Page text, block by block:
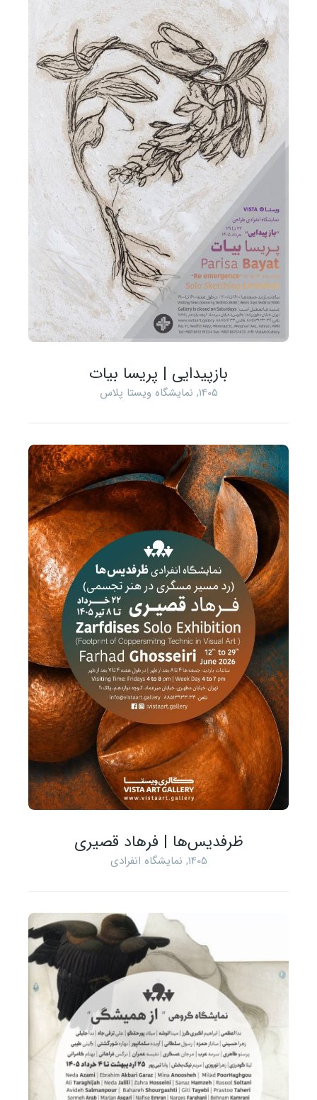
بازپیدایی | پریسا بیات
1405
, نمایشگاه ویستا پلاس
ظرفدیس‌ها | فرهاد قصیری
1405
, نمایشگاه انفرادی